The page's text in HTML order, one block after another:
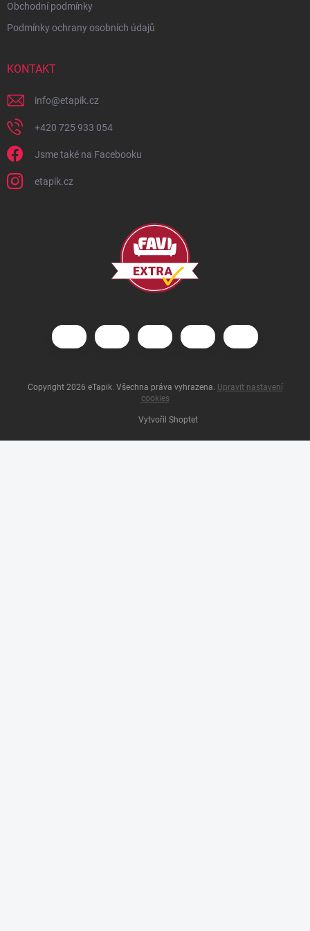
Obchodní podmínky
Podmínky ochrany osobních údajů
KONTAKT
info@etapik.cz
+420 725 933 054
Jsme také na Facebooku
etapik.cz
Vytvořil Shoptet
Copyright 2026 eTapik. Všechna práva vyhrazena. Upravit nastavení
cookies